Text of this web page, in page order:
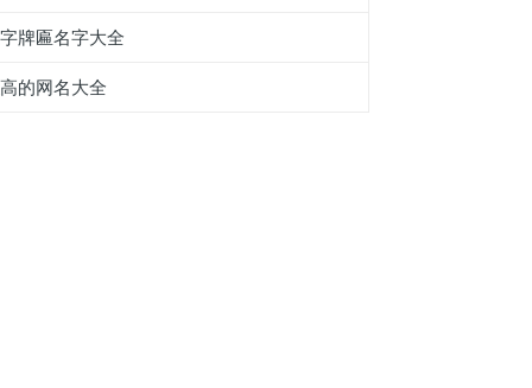
牌匾名字大全
的网名大全